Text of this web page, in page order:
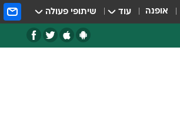
אופנה עוד שיתופי פעולה